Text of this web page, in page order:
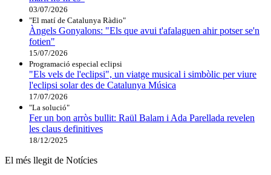
03/07/2026
"El matí de Catalunya Ràdio"
Àngels Gonyalons: "Els que avui t'afalaguen ahir potser se'n
fotien"
15/07/2026
Programació especial eclipsi
"Els vels de l'eclipsi", un viatge musical i simbòlic per viure
l'eclipsi solar des de Catalunya Música
17/07/2026
"La solució"
Fer un bon arròs bullit: Raül Balam i Ada Parellada revelen
les claus definitives
18/12/2025
El més llegit de Notícies